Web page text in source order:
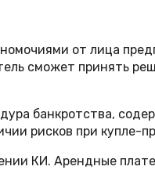
от лица
сможет принять
банкротства,
рисков при купле-
КИ. Арендные